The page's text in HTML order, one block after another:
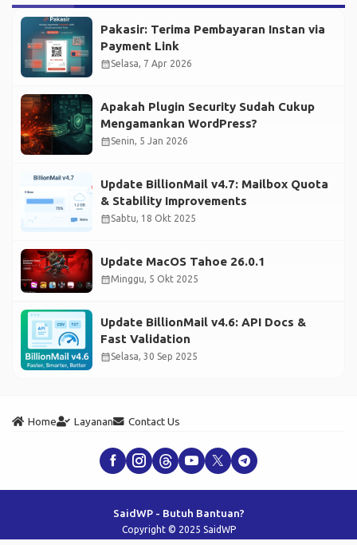
Pakasir: Terima Pembayaran Instan via
Payment Link
calendar_monthSelasa, 7 Apr 2026
Apakah Plugin Security Sudah Cukup
Mengamankan WordPress?
calendar_monthSenin, 5 Jan 2026
Update BillionMail v4.7: Mailbox Quota
& Stability Improvements
calendar_monthSabtu, 18 Okt 2025
Update MacOS Tahoe 26.0.1
calendar_monthMinggu, 5 Okt 2025
Update BillionMail v4.6: API Docs &
Fast Validation
calendar_monthSelasa, 30 Sep 2025
Home Layanan Contact Us
SaidWP - Butuh Bantuan?
Copyright © 2025 SaidWP